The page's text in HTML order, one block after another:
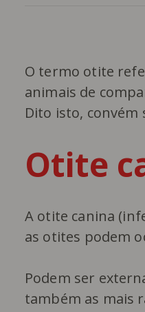
O termo otite
animais de
Dito isto,
Otite
A otite canina
as otites podem
Podem ser
também as mais